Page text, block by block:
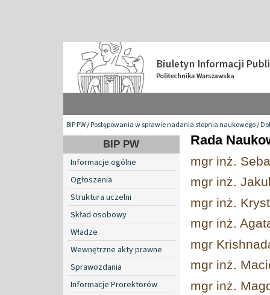
BIP PW/Postępowania w sprawie nadania stopnia naukowego/
BIP PW
Informacje ogólne
Ogłoszenia
Struktura uczelni
Skład osobowy
Władze
Wewnętrzne akty prawne
Sprawozdania
Informacje Prorektorów
Rada
mgr inż.
mgr inż.
mgr inż.
mgr inż.
mgr
mgr inż.
mgr inż.